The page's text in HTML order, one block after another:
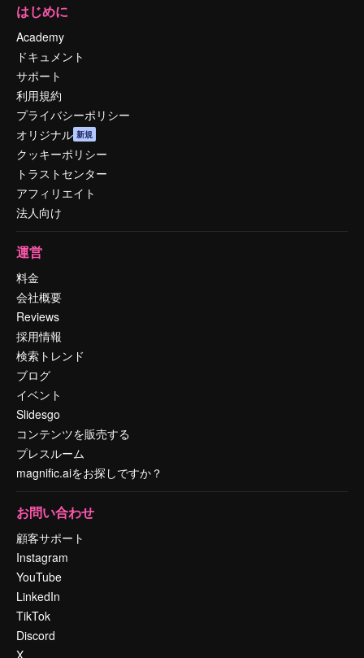
はじめに
Academy
ドキュメント
サポート
利用規約
プライバシーポリシー
オリジナル 新規
クッキーポリシー
トラストセンター
アフィリエイト
法人向け
運営
料金
会社概要
Reviews
採用情報
検索トレンド
ブログ
イベント
Slidesgo
コンテンツを販売する
プレスルーム
magnific.aiをお探しですか？
お問い合わせ
顧客サポート
Instagram
YouTube
LinkedIn
TikTok
Discord
X